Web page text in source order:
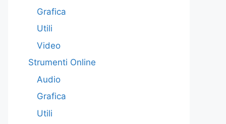
Grafica
Utili
Video
Strumenti Online
Audio
Grafica
Utili